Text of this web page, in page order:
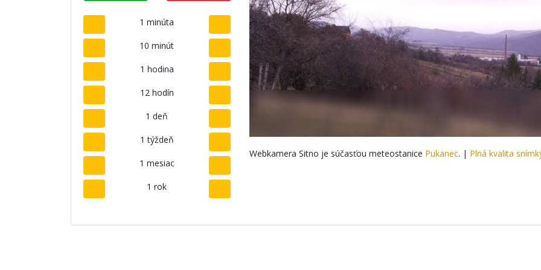
1 minúta
10 minút
1 hodina
12 hodín
1 deň
1 týždeň
1 mesiac
1 rok
Webkamera Sitno je súčasťou meteostanice Pukanec. | Plná kvalita